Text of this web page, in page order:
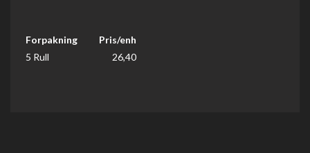
Forpakning
Pris/enh
5 Rull
26,40